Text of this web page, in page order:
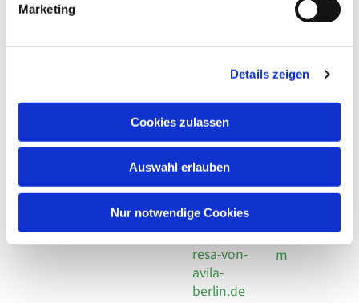
Marketing
Details zeigen
Cookies zulassen
Auswahl erlauben
Nur notwendige Cookies
Adresse
Kirchengemeinde Pfarrei
Hl. Theresa von Avila Berlin
Leitender Pfarrer - Norbert
Behaimstr. 39
Kont
Telefon
+49 30
924 64 28
Fax +49
30 924 54
18
E-Mail
info@the
resa-von-
avila-
berlin.de
Links
Datensch
utz
Social
Impressu
m